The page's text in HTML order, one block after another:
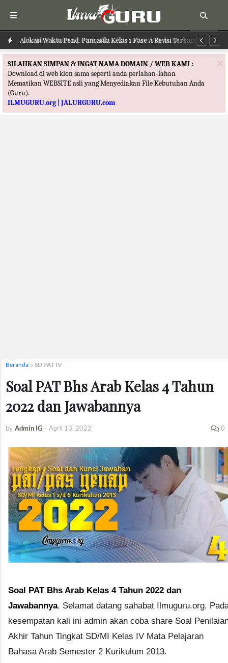
Alokasi Waktu Pend. Pancasila Kelas 1 Fase A Revisi Terbaru
Alokasi Waktu PJOK Kelas 1 Fase A Revisi Terbaru
×
SILAHKAN SIMPAN & INGAT NAMA DOMAIN / WEB KAMI :
Download di web klon sama seperti anda perlahan-lahan
Mematikan WEBSITE asli yang Menyediakan File Kebutuhan Anda
(Guru).
ILMUGURU.org | JALURGURU.com
Beranda SD PAT IV
Soal PAT Bhs Arab Kelas 4 Tahun
2022 dan Jawabannya
by Admin IG - April 13, 2022 0
Soal PAT Bhs Arab Kelas 4 Tahun 2022 dan
Jawabannya. Selamat datang sahabat Ilmuguru.org.
kesempatan kali ini admin akan coba share Soal
Akhir Tahun Tingkat SD/MI Kelas IV Mata Pelajaran
Bahasa Arab Semester 2 Kurikulum 2013.